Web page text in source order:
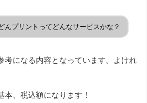
んプリントってどんなサービスかな？
考になる内容となっています。よけれ
、税込額になります！